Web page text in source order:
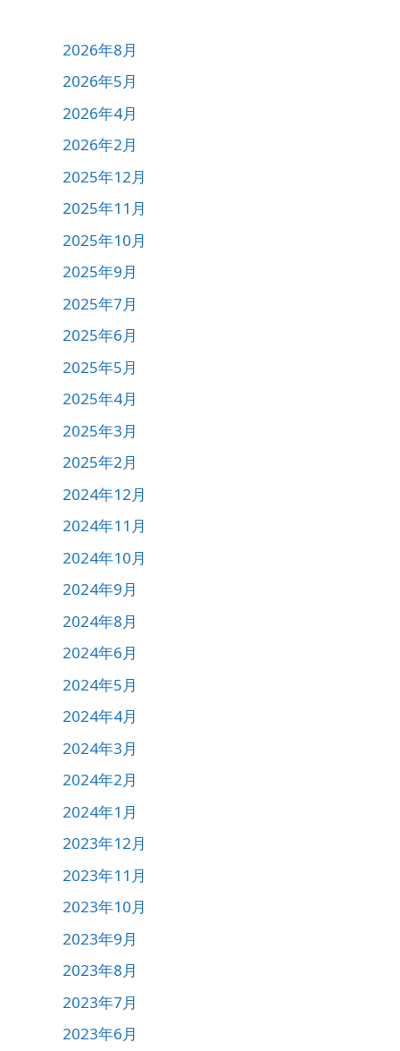
2026年8月
2026年5月
2026年4月
2026年2月
2025年12月
2025年11月
2025年10月
2025年9月
2025年7月
2025年6月
2025年5月
2025年4月
2025年3月
2025年2月
2024年12月
2024年11月
2024年10月
2024年9月
2024年8月
2024年6月
2024年5月
2024年4月
2024年3月
2024年2月
2024年1月
2023年12月
2023年11月
2023年10月
2023年9月
2023年8月
2023年7月
2023年6月